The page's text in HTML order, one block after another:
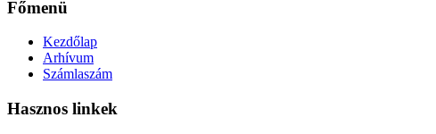
Főmenü
Kezdőlap
Arhívum
Számlaszám
Hasznos linkek